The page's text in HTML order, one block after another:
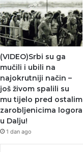
(VIDEO)Srbi su ga
mučili i ubili na
najokrutniji način –
još živom spalili su
mu tijelo pred ostalim
zarobljenicima logora
u Dalju!
1 dan ago